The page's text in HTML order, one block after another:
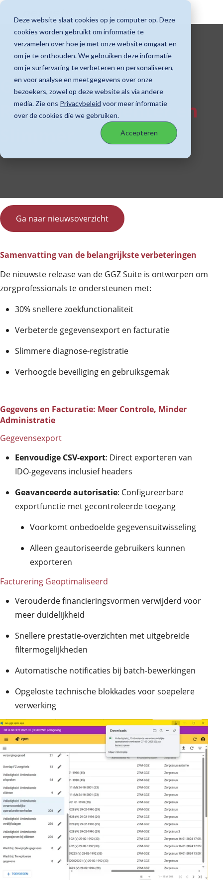
Deze website slaat cookies op je computer op. Deze
cookies worden gebruikt om informatie te
verzamelen over hoe je met onze website omgaat en
om je te onthouden. We gebruiken deze informatie
om je surfervaring te verbeteren en personaliseren,
en voor analyse en meetgegevens over onze
bezoekers, zowel op deze website als via andere
media. Zie ons Privacybeleid voor meer informatie
over de cookies die we gebruiken.
Accepteren
GGZ Suite Maart
Release: Efficiënter en
Ga naar nieuwsoverzicht
Samenvatting van de belangrijkste verbeteringen
De nieuwste release van de GGZ Suite is ontworpen om
zorgprofessionals te ondersteunen met:
30% snellere zoekfunctionaliteit
Verbeterde gegevensexport en facturatie
Slimmere diagnose-registratie
Verhoogde beveiliging en gebruiksgemak
Gegevens en Facturatie: Meer Controle, Minder
Administratie
Gegevensexport
Eenvoudige CSV-export: Direct exporteren van
IDO-gegevens inclusief headers
Geavanceerde autorisatie: Configureerbare
exportfunctie met gecontroleerde toegang
Voorkomt onbedoelde gegevensuitwisseling
Alleen geautoriseerde gebruikers kunnen
exporteren
Facturering Geoptimaliseerd
Verouderde financieringsvormen verwijderd voor
meer duidelijkheid
Snellere prestatie-overzichten met uitgebreide
filtermogelijkheden
Automatische notificaties bij batch-bewerkingen
Opgeloste technische blokkades voor soepelere
verwerking